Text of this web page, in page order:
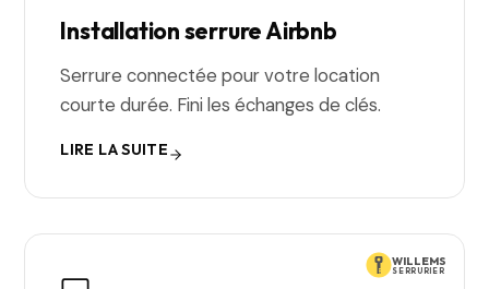
Installation serrure Airbnb
Serrure connectée pour votre location
courte durée. Fini les échanges de clés.
LIRE LA SUITE
WILLEMS
SERRURIER